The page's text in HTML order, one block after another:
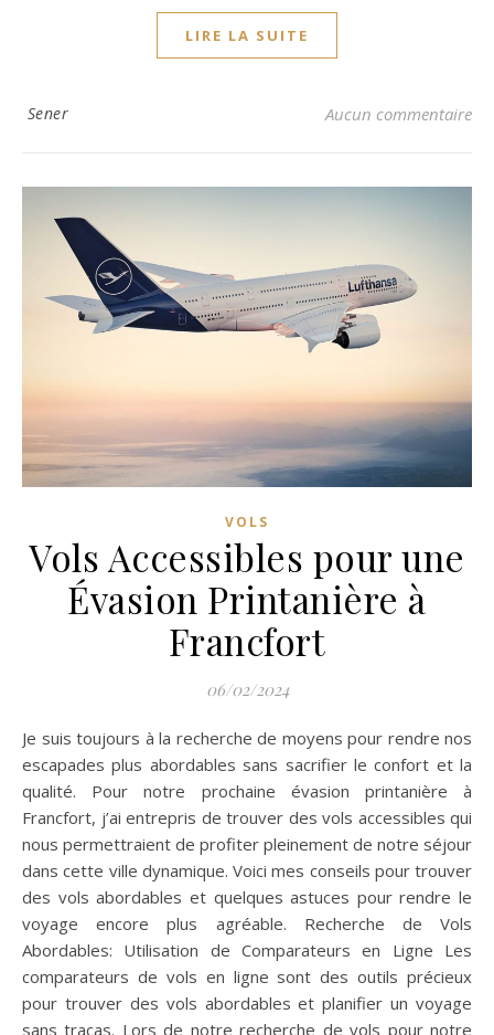
LIRE LA SUITE
Sener Aucun commentaire
VOLS
Vols Accessibles pour une
Évasion Printanière à
Francfort
06/02/2024
Je suis toujours à la recherche de moyens pour rendre nos
escapades plus abordables sans sacrifier le confort et la
qualité. Pour notre prochaine évasion printanière à
Francfort, j’ai entrepris de trouver des vols accessibles qui
nous permettraient de profiter pleinement de notre séjour
dans cette ville dynamique. Voici mes conseils pour trouver
des vols abordables et quelques astuces pour rendre le
voyage encore plus agréable. Recherche de Vols
Abordables: Utilisation de Comparateurs en Ligne Les
comparateurs de vols en ligne sont des outils précieux
pour trouver des vols abordables et planifier un voyage
sans tracas. Lors de notre recherche de vols pour notre